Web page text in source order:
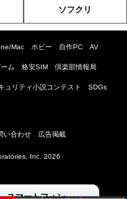
ソフクリ
Mac ホビー 自作PC AV
ム 格安SIM 倶楽部情報局
ュリティ小説コンテスト SDGs
い合わせ 広告掲載
Inc. 2026
スマートフォン